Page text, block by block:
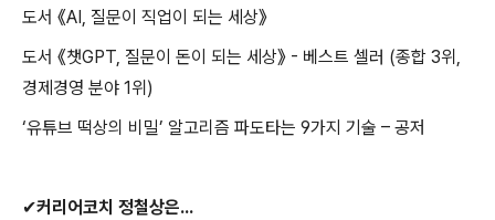
도서 《AI, 질문이 직업이 되는 세상》
도서 《챗GPT, 질문이 돈이 되는 세상》 - 베스트 셀러 (종합 3위 ,
경제경영 분야 1위 )
‘유튜브 떡상의 비밀’ 알고리즘 파도타는 9가지 기술 – 공저
✔커리어코치 정철상은...